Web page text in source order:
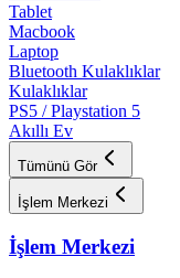
Tablet
Macbook
Laptop
Bluetooth Kulaklıklar
Kulaklıklar
PS5 / Playstation 5
Akıllı Ev
Tümünü Gör
İşlem Merkezi
İşlem Merkezi